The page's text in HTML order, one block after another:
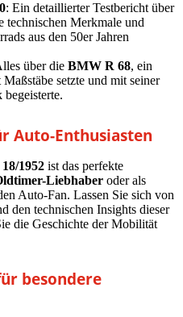
: Ein detaillierter Testbericht über
technischen Merkmale und
aus den 50er Jahren
über die BMW R 68, ein
setzte und mit seiner
Auto-Enthusiasten
1952 ist das perfekte
Liebhaber oder als
Auto-Fan. Lassen Sie sich von
den technischen Insights dieser
die Geschichte der Mobilität
besondere